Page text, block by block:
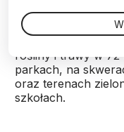
W ramach badania
miasto z białymi
kwadratowego.
rośliny i trawy w 72
parkach, na
oraz terenach
szkołach.